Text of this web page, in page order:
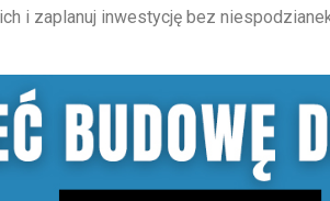
i zaplanuj inwestycję bez